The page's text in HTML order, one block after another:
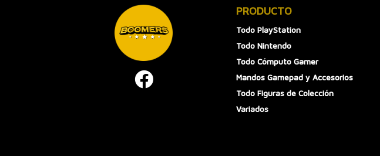
PRODUCTO
Todo PlayStation
Todo Nintendo
Todo Cómputo Gamer
Mandos Gamepad y Accesorios
Todo Figuras de Colección
Variados